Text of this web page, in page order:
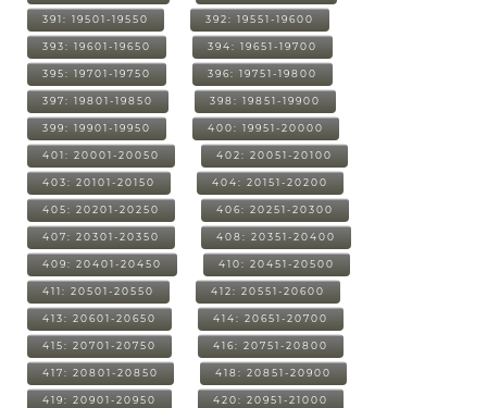
391: 19501-19550 392: 19551-19600
393: 19601-19650 394: 19651-19700
395: 19701-19750 396: 19751-19800
397: 19801-19850 398: 19851-19900
399: 19901-19950 400: 19951-20000
401: 20001-20050 402: 20051-20100
403: 20101-20150 404: 20151-20200
405: 20201-20250 406: 20251-20300
407: 20301-20350 408: 20351-20400
409: 20401-20450 410: 20451-20500
411: 20501-20550 412: 20551-20600
413: 20601-20650 414: 20651-20700
415: 20701-20750 416: 20751-20800
417: 20801-20850 418: 20851-20900
419: 20901-20950 420: 20951-21000